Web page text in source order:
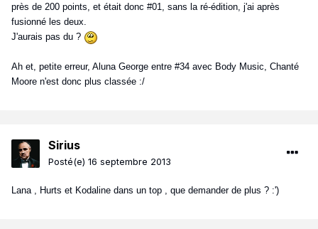
près de 200 points, et était donc #01, sans la ré-édition, j'ai après
fusionné les deux.
J'aurais pas du ?
Ah et, petite erreur, Aluna George entre #34 avec Body Music, Chanté
Moore n'est donc plus classée :/
Sirius
Posté(e) 16 septembre 2013
Lana , Hurts et Kodaline dans un top , que demander de plus ? :')